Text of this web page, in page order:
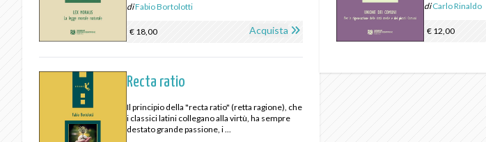
diFabio Bortolotti
€ 18,00 Acquista
Recta ratio
Il principio della "recta ratio" (retta ragione), che
i classici latini collegano alla virtù, ha sempre
destato grande passione, i ...
diCarlo Rinaldo
€ 12,00